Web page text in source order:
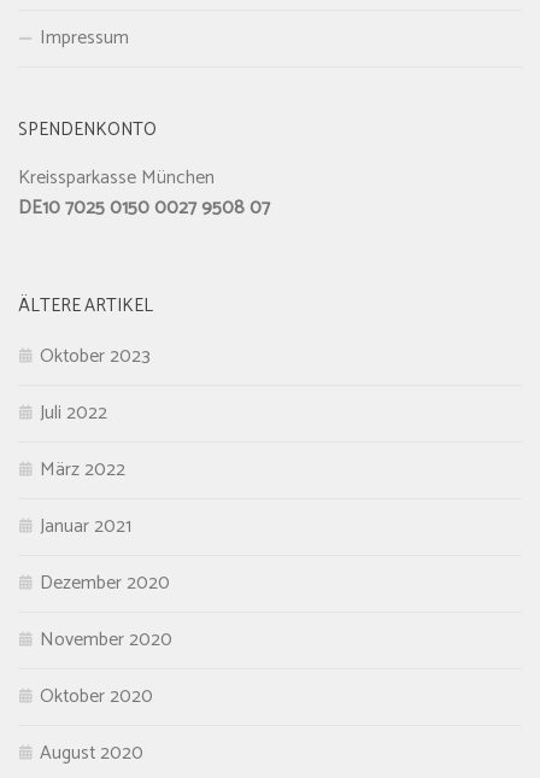
Impressum
SPENDENKONTO
Kreissparkasse München
DE10 7025 0150 0027 9508 07
ÄLTERE ARTIKEL
Oktober 2023
Juli 2022
März 2022
Januar 2021
Dezember 2020
November 2020
Oktober 2020
August 2020